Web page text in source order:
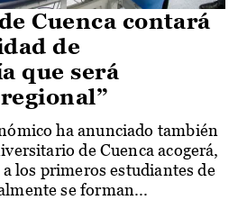
Cuenca contará
de
que será
ha anunciado también
de Cuenca acogerá,
los primeros estudiantes de
se forman...